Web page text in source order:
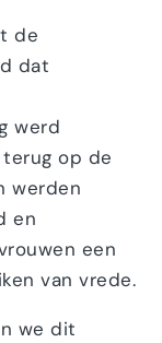
de
dat
werd
op de
werden
en
een
van vrede.
we dit